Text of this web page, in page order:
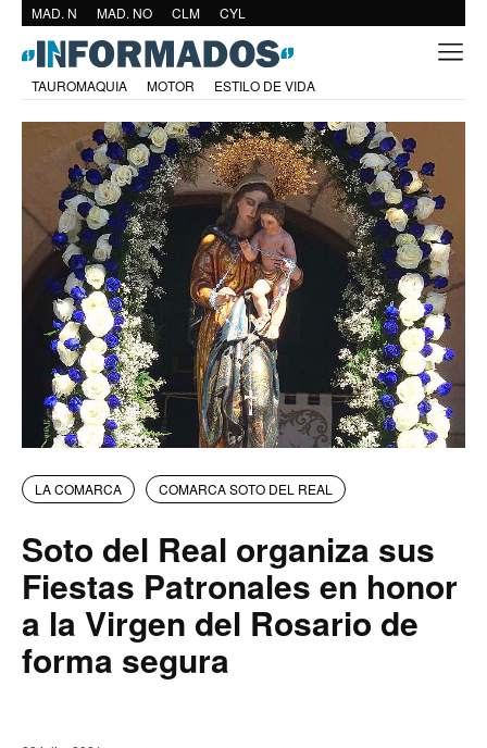
MAD. N MAD. NO CLM CYL
TAUROMAQUIA MOTOR ESTILO DE VIDA
LA COMARCA COMARCA SOTO DEL REAL
Soto del Real organiza sus
Fiestas Patronales en honor
a la Virgen del Rosario de
forma segura